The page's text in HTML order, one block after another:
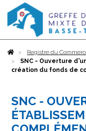
AccueilRegistre du
SNC - Ouverture
création du fonds de
SNC -